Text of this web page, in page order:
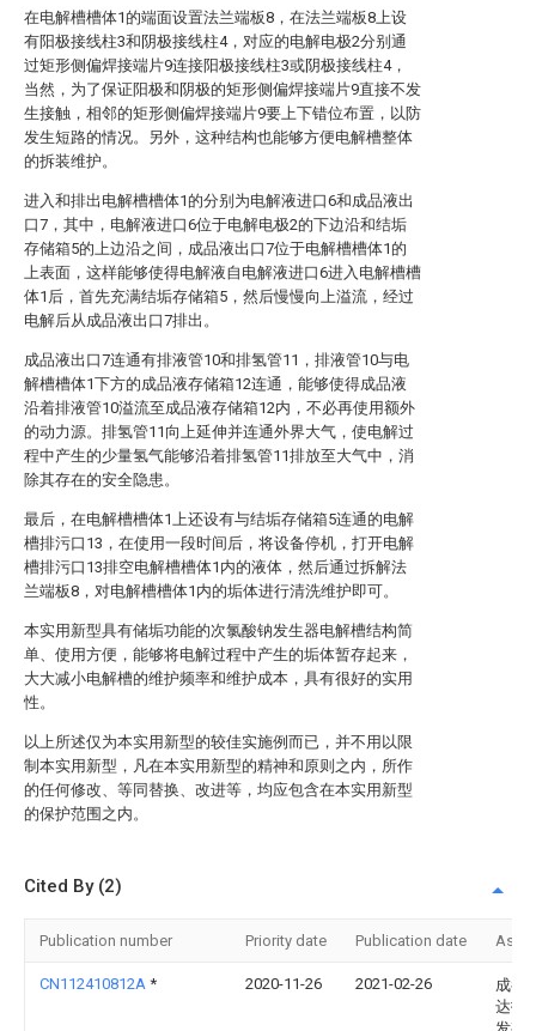
在电解槽槽体1的端面设置法兰端板8，在法兰端板8上设
有阳极接线柱3和阴极接线柱4，对应的电解电极2分别通
过矩形侧偏焊接端片9连接阳极接线柱3或阴极接线柱4，
当然，为了保证阳极和阴极的矩形侧偏焊接端片9直接不发
生接触，相邻的矩形侧偏焊接端片9要上下错位布置，以防
发生短路的情况。另外，这种结构也能够方便电解槽整体
的拆装维护。
进入和排出电解槽槽体1的分别为电解液进口6和成品液出
口7，其中，电解液进口6位于电解电极2的下边沿和结垢
存储箱5的上边沿之间，成品液出口7位于电解槽槽体1的
上表面，这样能够使得电解液自电解液进口6进入电解槽槽
体1后，首先充满结垢存储箱5，然后慢慢向上溢流，经过
电解后从成品液出口7排出。
成品液出口7连通有排液管10和排氢管11，排液管10与电
解槽槽体1下方的成品液存储箱12连通，能够使得成品液
沿着排液管10溢流至成品液存储箱12内，不必再使用额外
的动力源。排氢管11向上延伸并连通外界大气，使电解过
程中产生的少量氢气能够沿着排氢管11排放至大气中，消
除其存在的安全隐患。
最后，在电解槽槽体1上还设有与结垢存储箱5连通的电解
槽排污口13，在使用一段时间后，将设备停机，打开电解
槽排污口13排空电解槽槽体1内的液体，然后通过拆解法
兰端板8，对电解槽槽体1内的垢体进行清洗维护即可。
本实用新型具有储垢功能的次氯酸钠发生器电解槽结构简
单、使用方便，能够将电解过程中产生的垢体暂存起来，
大大减小电解槽的维护频率和维护成本，具有很好的实用
性。
以上所述仅为本实用新型的较佳实施例而已，并不用以限
制本实用新型，凡在本实用新型的精神和原则之内，所作
的任何修改、等同替换、改进等，均应包含在本实用新型
的保护范围之内。
Cited By (2)
Publication number Priority date Publication date
CN112410812A * 2020-11-26 2021-02-26
成都
达技